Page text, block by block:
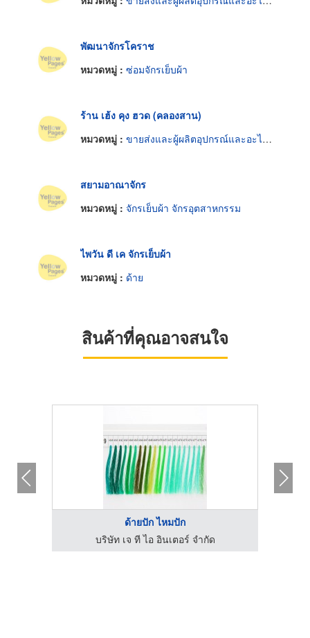
พัฒนาจักรโคราช
หมวดหมู่ : ซ่อมจักรเย็บผ้า
ร้าน เฮ้ง คุง ฮวด (คลองสาน)
หมวดหมู่ : ขายส่งและผู้ผลิตอุปกรณ์และอะไหล่จักรเย็บผ้า
สยามอาณาจักร
หมวดหมู่ : จักรเย็บผ้า จักรอุตสาหกรรม
ไพวัน ดี เค จักรเย็บผ้า
หมวดหมู่ : ด้าย
สินค้าที่คุณอาจสนใจ
ด้ายปัก ไหมปัก
บริษัท เจ ที ไอ อินเตอร์ จำกัด